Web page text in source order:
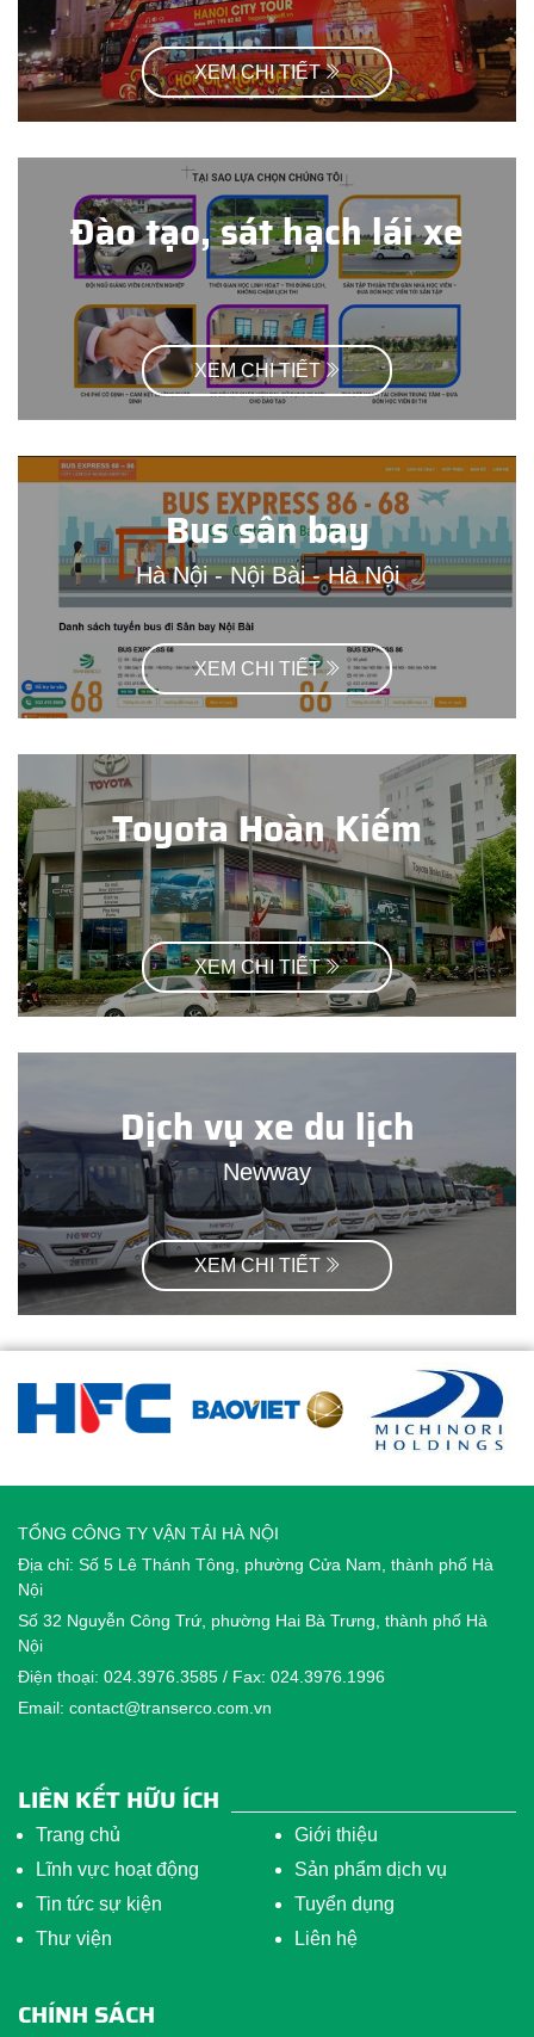
XEM CHI TIẾT
Đào tạo, sát hạch lái xe
XEM CHI TIẾT
Bus sân bay
Hà Nội - Nội Bài - Hà Nội
XEM CHI TIẾT
Toyota Hoàn Kiếm
XEM CHI TIẾT
Dịch vụ xe du lịch
Newway
XEM CHI TIẾT
TỔNG CÔNG TY VẬN TẢI HÀ NỘI
Địa chỉ: Số 5 Lê Thánh Tông, phường Cửa Nam, thành phố Hà
Nội
Số 32 Nguyễn Công Trứ, phường Hai Bà Trưng, thành phố Hà
Nội
Điện thoại: 024.3976.3585 / Fax: 024.3976.1996
Email: contact@transerco.com.vn
LIÊN KẾT HỮU ÍCH
Trang chủ
Giới thiệu
Lĩnh vực hoạt động
Sản phẩm dịch vụ
Tin tức sự kiện
Tuyển dụng
Thư viện
Liên hệ
CHÍNH SÁCH